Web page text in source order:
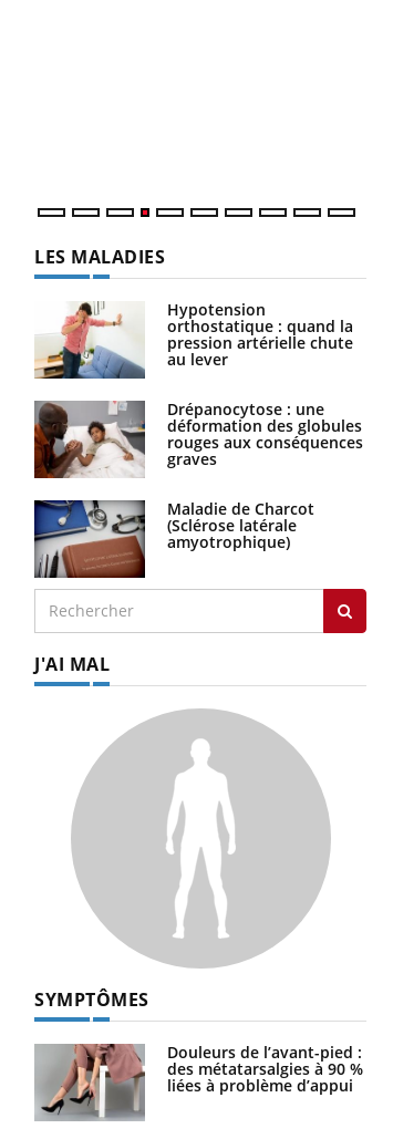
LES MALADIES
Hypotension
orthostatique : quand la
pression artérielle chute
au lever
Drépanocytose : une
déformation des globules
rouges aux conséquences
graves
Maladie de Charcot
(Sclérose latérale
amyotrophique)
J'AI MAL
SYMPTÔMES
Douleurs de l’avant-pied :
des métatarsalgies à 90 %
liées à problème d’appui